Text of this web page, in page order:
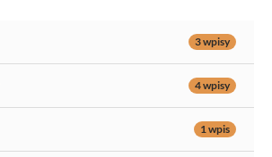
3 wpisy
4 wpisy
1 wpis